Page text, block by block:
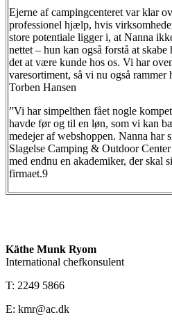
Ejerne af campingcenteret var klar
professionel hjælp, hvis
store potentiale ligger i, at Nanna
nettet – hun kan også forstå at
det at være kunde hos os. Vi har
varesortiment, så vi nu også
Torben Hansen
”Vi har simpelthen fået nogle
havde før og til en løn, som vi kan
medejer af webshoppen. Nanna har
Slagelse Camping & Outdoor
med endnu en akademiker, der skal
firmaet.9
Käthe Munk Ryom
International chefkonsulent
T: 2249 5866
E: kmr@ac.dk